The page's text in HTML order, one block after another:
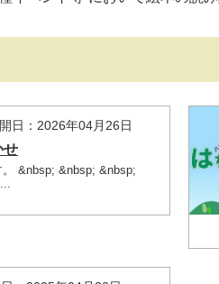
日：2026年04月26日
せ
&nbsp; &nbsp; &nbsp;